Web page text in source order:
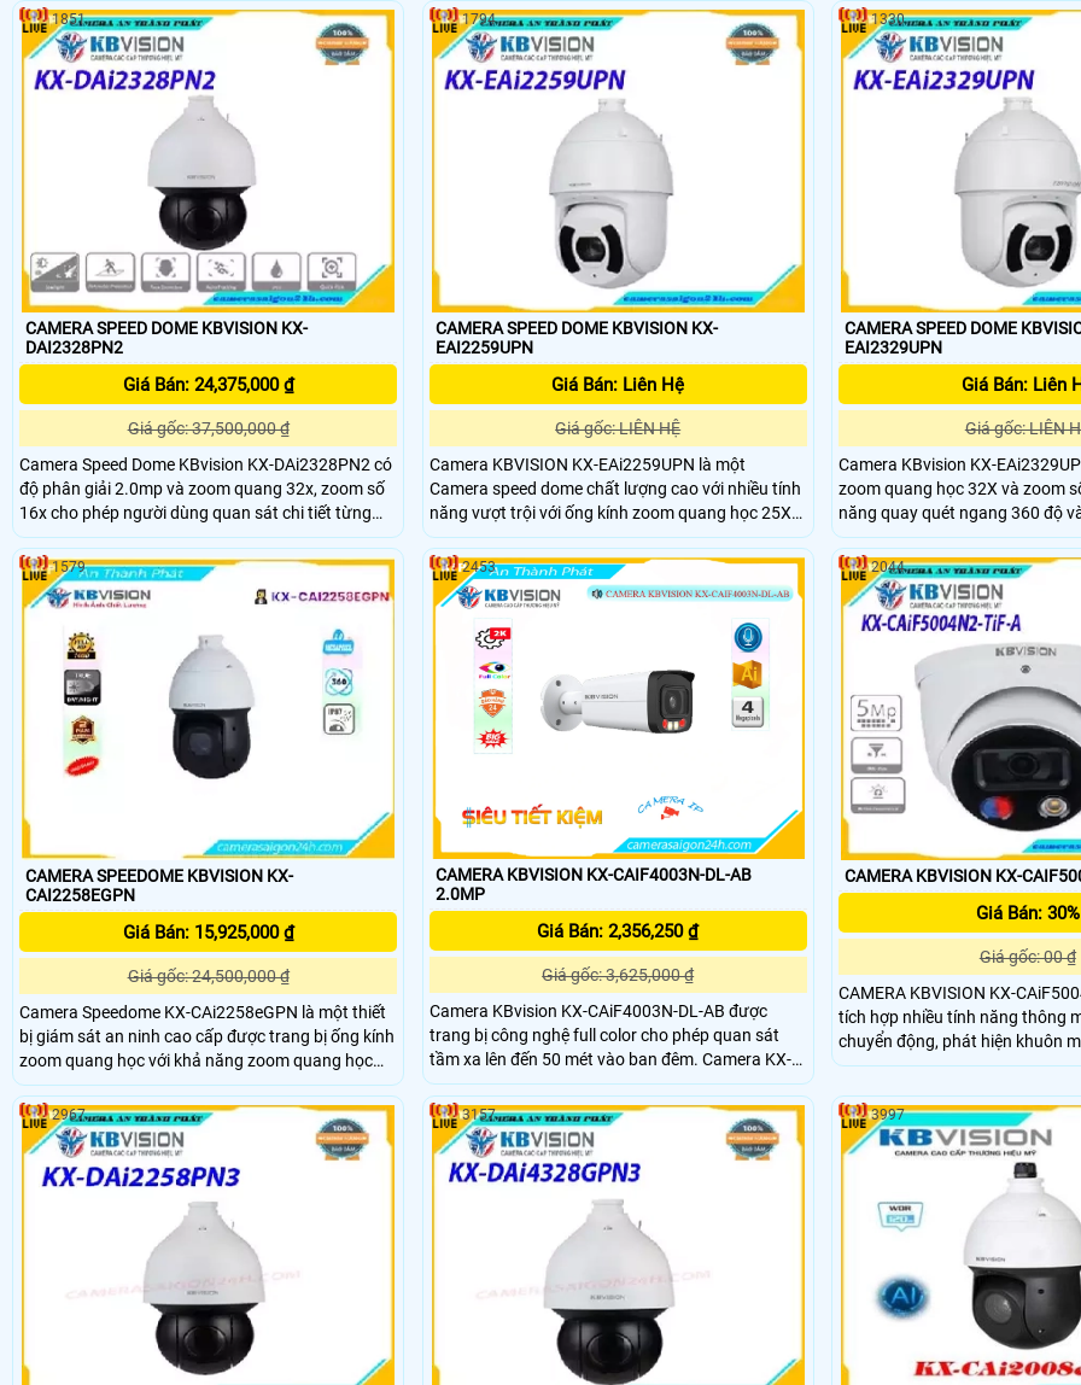
Starlight cho hình ảnh sắc nét ban đêm. Thiết kế
nhỏ gọn, chống nước IP67, xoay zoom từ xa, hỗ
trợ thẻ nhớ, nén H.265+ tiết kiệm chi phí lưu trữ
đáng kể
hình ảnh màu đẹp, giám sát ban đêm qua hồng
ngoại 50m. Thi công gọn nhẹ, hình ảnh sắc nét đến
sát vùng gần trong đêm tối một
CAMERA SPEED DOME KBVISION KX-
DAI2328PN2
Giá Bán: 24,375,000 ₫
Giá gốc: 37,500,000 ₫
Camera Speed Dome KBvision KX-DAi2328PN2 có
độ phân giải 2.0mp và zoom quang 32x, zoom số
16x cho phép người dùng quan sát chi tiết từng
góc nhìn với khoảng cách xa. Camera KBVISION
KX-DAI2328PN2 hỗ trợ cân bằng ánh sáng, tự
động lấy nét, chức năng Day/Night(ICR) cảm biến
ngày/đêm, giúp cho hình ảnh luôn sắc nét dù ở
điều kiện ánh sáng thay đổi
1851
CAMERA SPEED DOME KBVISION KX-
EAI2259UPN
Giá Bán: Liên Hệ
Giá gốc: LIÊN HỆ
Camera KBVISION KX-EAi2259UPN là một
Camera speed dome chất lượng cao với nhiều tính
năng vượt trội với ống kính zoom quang học 25X
(4. 8mm~120mm), zoom số 16x, Camera cho
phép người dùng thu phóng hình ảnh với độ chính
xác cao, tầm xa hồng ngoại lên đến 250m giúp
Camera hoạt động hiệu quả trong môi trường ánh
sáng yếu và đêm tối.
1794
CAMERA SPEED DOME
EAI2329UPN
Giá Bán: Liên
Giá gốc: LIÊN
Camera KBvision KX-
zoom quang học 32X và zoom
năng quay quét ngang 360 độ
xuống 90 độ giúp người dùng
bộ khu vực một cách rộng rãi
1330
CAMERA SPEEDOME KBVISION KX-
CAI2258EGPN
Giá Bán: 15,925,000 ₫
Giá gốc: 24,500,000 ₫
Camera Speedome KX-CAi2258eGPN là một thiết
bị giám sát an ninh cao cấp được trang bị ống kính
zoom quang học với khả năng zoom quang học
25X và phạm vi tiêu cự từ 4. 8mm đến 120mm
camera này cung cấp khả năng điều chỉnh góc
nhìn linh hoạt và chi tiết cho phép người dùng
quan sát từ xa một cách hiệu quả
1579
CAMERA KBVISION KX-CAIF4003N-DL-AB
2.0MP
Giá Bán: 2,356,250 ₫
Giá gốc: 3,625,000 ₫
Camera KBvision KX-CAiF4003N-DL-AB được
trang bị công nghệ full color cho phép quan sát
tầm xa lên đến 50 mét vào ban đêm. Camera KX-
CAiF4003N-DL-AB hỗ trợ các tính năng thông
minh như phát hiện chuyển động phát hiện khuôn
mặt phát hiện âm thanh phát hiện xâm nhập
2453
CAMERA KBVISION KX-
Giá Bán: 30%
Giá gốc: 00 ₫
CAMERA KBVISION KX-
tích hợp nhiều tính năng thông
chuyển động, phát hiện khuôn
thanh và động tác, giúp tăng
CAMERA KBVISION KX-
gồm độ phân giải Full HD
sát ban đêm thông qua công
khả năng chống nước và bụi
IP67, tích hợp cổng PoE giúp dễ
cấp nguồn cho camera qua
2044
2967 3157 3997